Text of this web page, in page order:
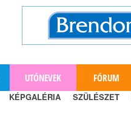
UTÓNEVEK FÓRUM
KÉPGALÉRIA SZÜLÉSZET